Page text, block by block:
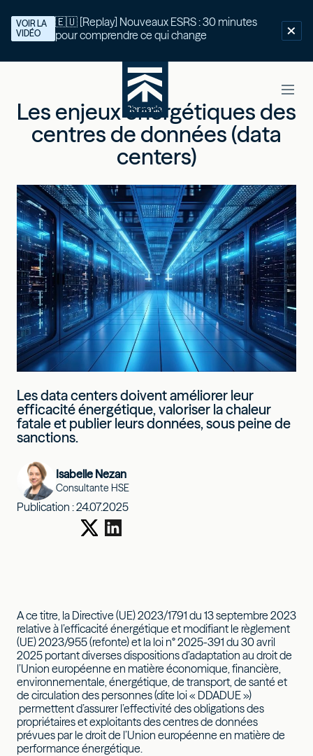
🇪🇺 [Replay] Nouveaux ESRS : 30 minutes
pour comprendre ce qui change
VOIR LA
VIDÉO
Les enjeux énergétiques des
centres de données (data
centers)
Les data centers doivent améliorer leur
efficacité énergétique, valoriser la chaleur
fatale et publier leurs données, sous peine de
sanctions.
Isabelle Nezan
Consultante HSE
Publication :24.07.2025
A ce titre, la Directive (UE) 2023/1791 du 13 septembre 2023
relative à l’efficacité énergétique et modifiant le règlement
(UE) 2023/955 (refonte) et la loi n° 2025-391 du 30 avril
2025 portant diverses dispositions d’adaptation au droit de
l’Union européenne en matière économique, financière,
environnementale, énergétique, de transport, de santé et
de circulation des personnes (dite loi « DDADUE »)
permettent d’assurer l’effectivité des obligations des
propriétaires et exploitants des centres de données
prévues par le droit de l’Union européenne en matière de
performance énergétique.